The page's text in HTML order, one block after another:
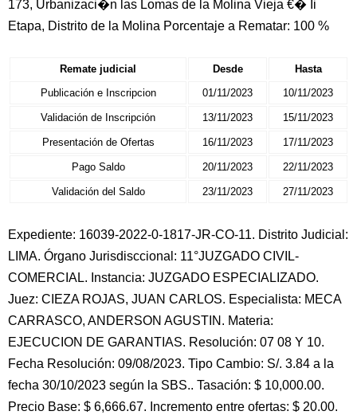
173, Urbanizaci�n las Lomas de la Molina Vieja €� Ii
Etapa, Distrito de la Molina Porcentaje a Rematar: 100 %
Remate judicial Desde
Hasta
Publicación e Inscripcion
01/11/2023 10/11/2023
Validación de Inscripción 13/11/2023 15/11/2023
Presentación de Ofertas 16/11/2023 17/11/2023
Pago Saldo 20/11/2023 22/11/2023
Validación del Saldo 23/11/2023 27/11/2023
Expediente: 16039-2022-0-1817-JR-CO-11. Distrito Judicial:
LIMA. Órgano Jurisdisccional: 11°JUZGADO CIVIL-
COMERCIAL. Instancia: JUZGADO ESPECIALIZADO.
Juez: CIEZA ROJAS, JUAN CARLOS. Especialista: MECA
CARRASCO, ANDERSON AGUSTIN. Materia:
EJECUCION DE GARANTIAS. Resolución: 07 08 Y 10.
Fecha Resolución: 09/08/2023. Tipo Cambio: S/. 3.84 a la
fecha 30/10/2023 según la SBS.. Tasación: $ 10,000.00.
Precio Base: $ 6,666.67. Incremento entre ofertas: $ 20.00.